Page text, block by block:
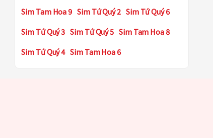
Sim Tam Hoa 9 Sim Tứ Quý 2 Sim Tứ Quý 6
Sim Tứ Quý 3 Sim Tứ Quý 5 Sim Tam Hoa 8
Sim Tứ Quý 4 Sim Tam Hoa 6